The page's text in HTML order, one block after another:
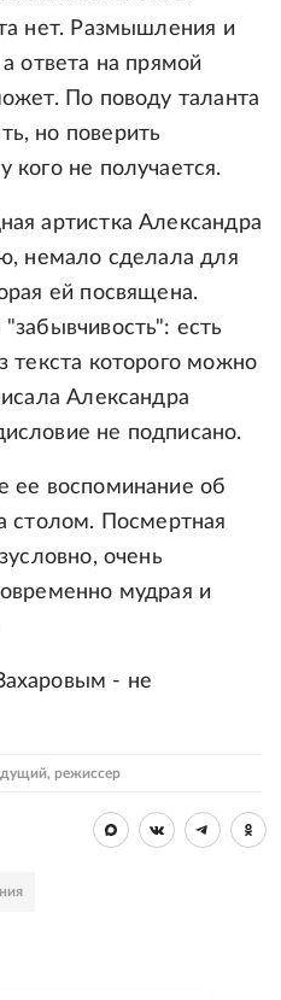
нет. Размышления и
ответа на прямой
По поводу таланта
но поверить
кого не получается.
артистка Александра
немало сделала для
ей посвящена.
есть
текста которого можно
Александра
не подписано.
ее воспоминание об
столом. Посмертная
очень
мудрая и
- не
режиссер